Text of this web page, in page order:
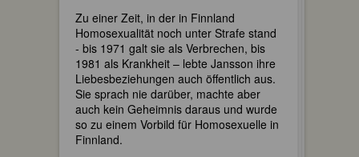
Zu einer Zeit, in der in Finnland
Homosexualität noch unter Strafe stand
- bis 1971 galt sie als Verbrechen, bis
1981 als Krankheit – lebte Jansson ihre
Liebesbeziehungen auch öffentlich aus.
Sie sprach nie darüber, machte aber
auch kein Geheimnis daraus und wurde
so zu einem Vorbild für Homosexuelle in
Finnland.